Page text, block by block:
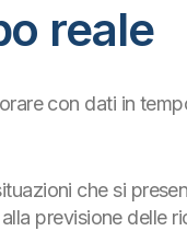
reale
con dati in
che si
previsione delle